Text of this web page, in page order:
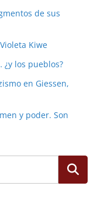
de sus
Kiwe
¿y los pueblos?
en Giessen,
y poder. Son